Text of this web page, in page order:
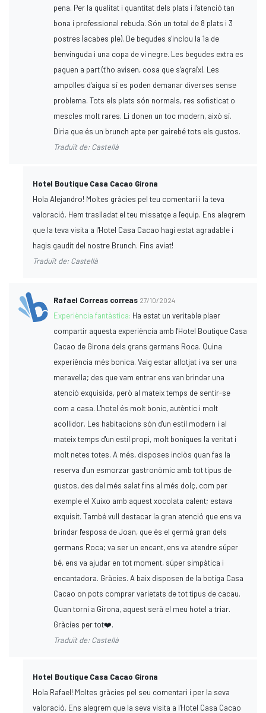
pena. Per la qualitat i quantitat dels plats i l'atenció tan
bona i professional rebuda. Són un total de 8 plats i 3
postres (acabes ple). De begudes s'inclou la 1a de
benvinguda i una copa de vi negre. Les begudes extra es
paguen a part (t'ho avisen, cosa que s'agraïx). Les
ampolles d'aigua sí es poden demanar diverses sense
problema. Tots els plats són normals, res sofisticat o
mescles molt rares. Li donen un toc modern, això sí.
Diria que és un brunch apte per gairebé tots els gustos.
Traduït de: Castellà
Hotel Boutique Casa Cacao Girona
Hola Alejandro! Moltes gràcies pel teu comentari i la teva
valoració. Hem traslladat el teu missatge a l'equip. Ens alegrem
que la teva visita a l'Hotel Casa Cacao hagi estat agradable i
hagis gaudit del nostre Brunch. Fins aviat!
Traduït de: Castellà
Rafael Correas correas 27/10/2024
Experiència fantàstica: Ha estat un veritable plaer
compartir aquesta experiència amb l'Hotel Boutique Casa
Cacao de Girona dels grans germans Roca. Quina
experiència més bonica. Vaig estar allotjat i va ser una
meravella; des que vam entrar ens van brindar una
atenció exquisida, però al mateix temps de sentir-se
com a casa. L'hotel és molt bonic, autèntic i molt
acollidor. Les habitacions són d'un estil modern i al
mateix temps d'un estil propi, molt boniques la veritat i
molt netes totes. A més, disposes inclòs quan fas la
reserva d'un esmorzar gastronòmic amb tot tipus de
gustos, des del més salat fins al més dolç, com per
exemple el Xuixo amb aquest xocolata calent; estava
exquisit. També vull destacar la gran atenció que ens va
brindar l'esposa de Joan, que és el germà gran dels
germans Roca; va ser un encant, ens va atendre súper
bé, ens va ajudar en tot moment, súper simpàtica i
encantadora. Gràcies. A baix disposen de la botiga Casa
Cacao on pots comprar varietats de tot tipus de cacau.
Quan torni a Girona, aquest serà el meu hotel a triar.
Gràcies per tot❤️.
Traduït de: Castellà
Hotel Boutique Casa Cacao Girona
Hola Rafael! Moltes gràcies pel seu comentari i per la seva
valoració. Ens alegrem que la seva visita a l'Hotel Casa Cacao